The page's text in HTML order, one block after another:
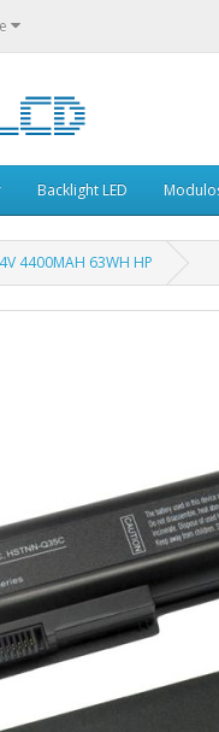
Backlight LED
4400MAH 63WH HP